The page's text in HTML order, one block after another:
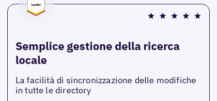
Semplice gestione della ricerca
locale
La facilità di sincronizzazione delle modifiche
in tutte le directory